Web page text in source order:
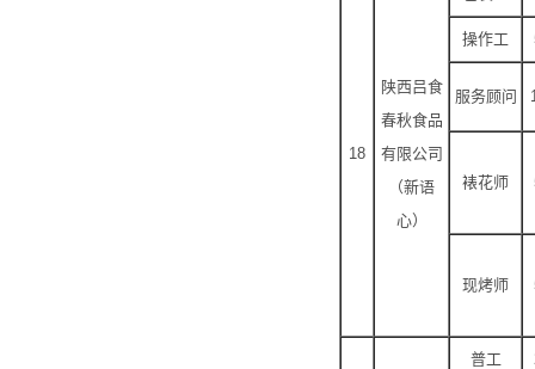
18
陕西吕食
春秋食品
有限公司
（新语
心）
操作工
服务顾问
裱花师
现烤师
普工